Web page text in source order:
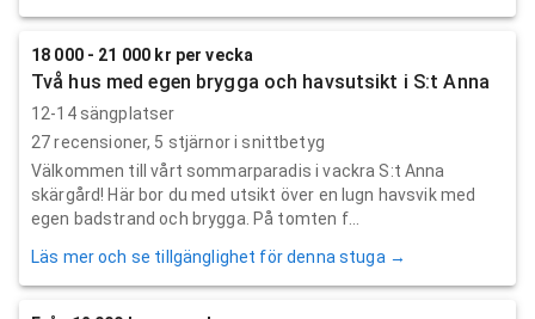
18 000 - 21 000 kr per vecka
Två hus med egen brygga och havsutsikt i S:t Anna
12-14 sängplatser
27recensioner, 5 stjärnor i snittbetyg
Välkommen till vårt sommarparadis i vackra S:t Anna
skärgård! Här bor du med utsikt över en lugn havsvik med
egen badstrand och brygga. På tomten f...
Läs mer och se tillgänglighet för denna stuga →